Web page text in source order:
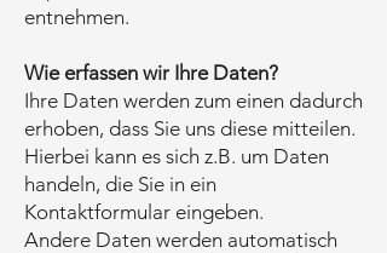
entnehmen.
Wie erfassen wir Ihre Daten?
Ihre Daten werden zum einen dadurch
erhoben, dass Sie uns diese mitteilen.
Hierbei kann es sich z.B. um Daten
handeln, die Sie in ein
Kontaktformular eingeben.
Andere Daten werden automatisch